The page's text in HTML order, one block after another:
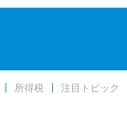
所得税 注目トピック